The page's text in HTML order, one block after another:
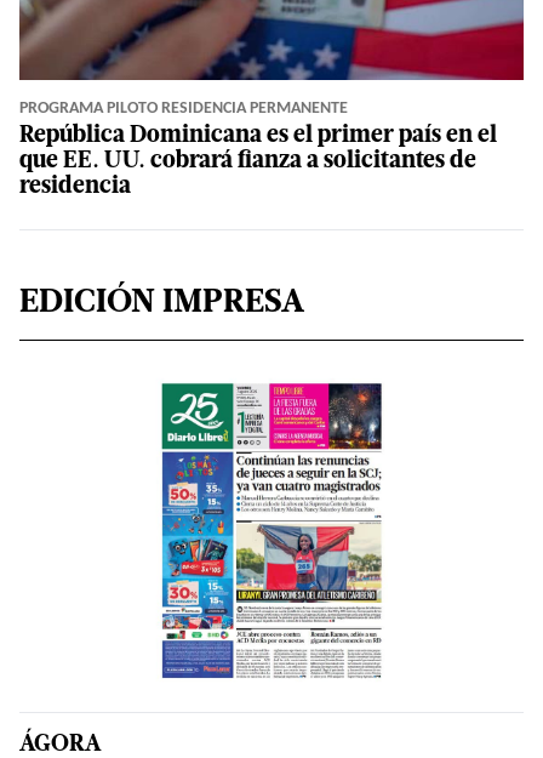
PROGRAMA PILOTO RESIDENCIA PERMANENTE
República Dominicana es el primer país en el
que EE. UU. cobrará fianza a solicitantes de
residencia
EDICIÓN IMPRESA
ÁGORA